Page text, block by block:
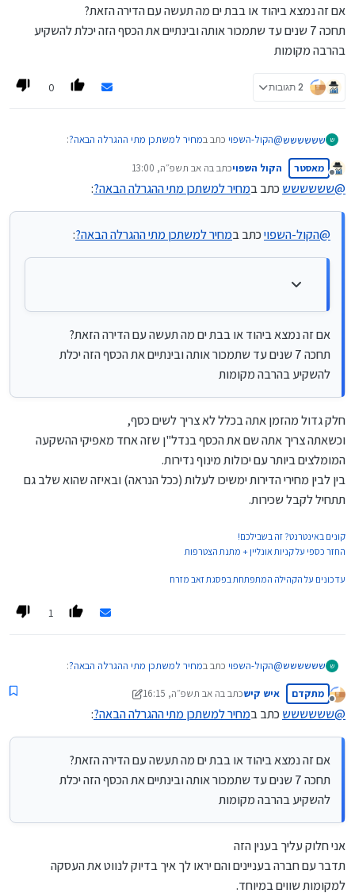
אם זה נמצא ביהוד או בבת ים מה תעשה עם הדירה הזאת?
תחכה 7 שנים עד שתמכור אותה ובינתיים את הכסף הזה יכלת להשקיע
בהרבה מקומות
2 תגובות 0
ש שששששש@הקול-השפוי כתב במחיר למשתכן מתי ההגרלה הבאה?:
@ ששששששכתב במחיר למשתכן מתי ההגרלה הבאה?
@איש-קישכתב במחיר למשתכן מתי ההגרלה הבאה?
אחר כך יחולו הרבה הגבלות שיורידו את
גם ה"שוות" האלה לא שווה הרבה כל עוד זה לא בערים
החרדיות אלא רק להשקעה, זה לא בשורה כ"כ גדולה
למה דירה זולה בחצי מיליון ממחיר השוק (או יותר) זה לא
בשורה גדולה??
תחכה 7 שנים עד שתמכור אותה ובינתיים את הכסף הזה יכלת
להשקיע בהרבה מקומות
מנותק
מאסטר הקול השפויכתב בה אב תשפ״ה, 13:00
נערך לאחרונה על ידי
@ששששששכתב במחיר למשתכן מתי ההגרלה הבאה?:
@הקול-השפויכתב במחיר למשתכן מתי ההגרלה הבאה?:
אם זה נמצא ביהוד או בבת ים מה תעשה עם הדירה הזאת?
תחכה 7 שנים עד שתמכור אותה ובינתיים את הכסף הזה יכלת
להשקיע בהרבה מקומות
חלק גדול מהזמן אתה בכלל לא צריך לשים כסף,
וכשאתה צריך אתה שם את הכסף בנדל"ן שזה אחד מאפיקי ההשקעה
המומלצים ביותר עם יכולות מינוף נדירות.
בין לבין מחירי הדירות ימשיכו לעלות (ככל הנראה) ובאיזה שהוא שלב גם
תתחיל לקבל שכירות.
קונים באינטרנט? זה בשבילכם!
החזר כספי על קניות אונליין + מתנת הצטרפות
עדכונים על הקהילה המתפתחת בפסגת זאב מזרח
1
ש שששששש@הקול-השפוי כתב במחיר למשתכן מתי ההגרלה הבאה?:
@ ששששששכתב במחיר למשתכן מתי ההגרלה הבאה?
@ איש-קישכתב במחיר למשתכן מתי ההגרלה הבאה?
@משכנתאות-בקצב-שלך
וזו אמורה להיות ההגרלה האחרונה ה"שווה"
הכדאיות של ההגרלות מאד
תחכה 7 שנים עד שתמכור אותה ובינתיים את הכסף הזה יכלת
להשקיע בהרבה מקומות
מנותק
מתקדם איש קישכתב בה אב תשפ״ה, 16:15
נערך לאחרונה על ידי מונטיפיורי
@ששששששכתב במחיר למשתכן מתי ההגרלה הבאה?:
אם זה נמצא ביהוד או בבת ים מה תעשה עם הדירה הזאת?
תחכה 7 שנים עד שתמכור אותה ובינתיים את הכסף הזה יכלת
להשקיע בהרבה מקומות
אני חלוק עליך בענין הזה
תדבר עם חברה בעניינים והם יראו לך איך בדיוק לנווט את העסקה
למקומות שווים במיוחד.